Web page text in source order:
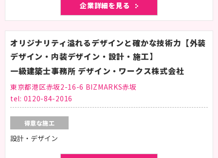
企業詳細を見る
オリジナリティ溢れるデザインと確かな技術力【外装
デザイン・内装デザイン・設計・施工】
一級建築士事務所 デザイン・ワークス株式会社
東京都港区赤坂2-16-6 BIZMARKS赤坂
tel: 0120-84-2016
得意な施工
設計・デザイン